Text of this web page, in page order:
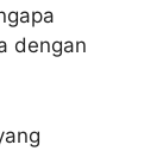
dengan